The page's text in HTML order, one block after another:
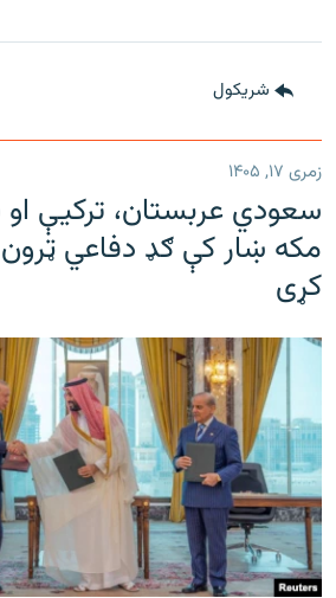
شريکول
زمری ۱۷, ۱۴۰۵
سعودي عربستان، ترکیې او
مکه ښار کې ګډ دفاعي
کړی